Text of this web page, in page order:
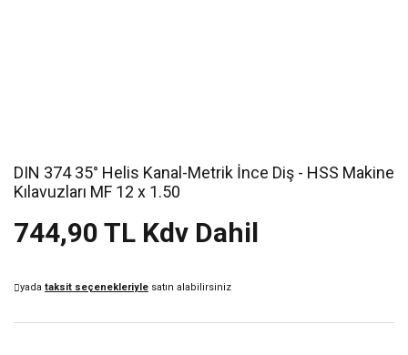
DIN 374 35° Helis Kanal-Metrik İnce Diş - HSS Makine
Kılavuzları MF 12 x 1.50
744,90 TL Kdv Dahil
yada taksit seçenekleriyle satın alabilirsiniz